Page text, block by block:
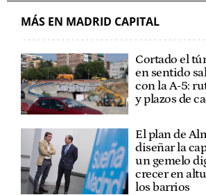
MÁS EN MADRID CAPITAL
Cortado el
en sentido
con la A-5:
y plazos de
El plan de
diseñar la
un gemelo
crecer en
los barrios